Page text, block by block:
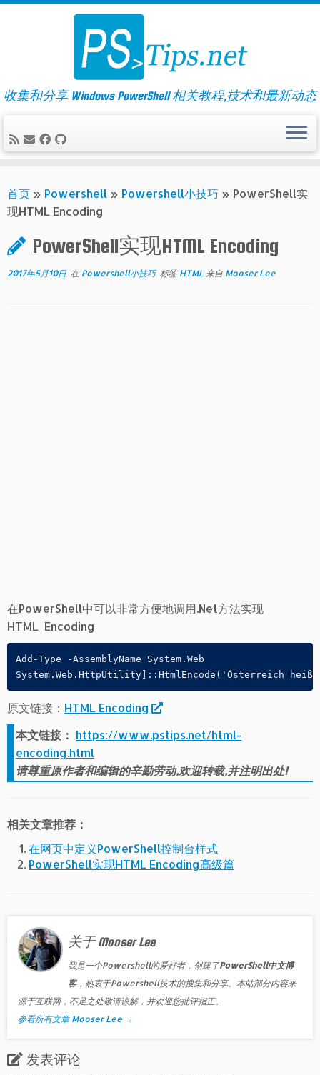
Skip
收集和分享 Windows PowerShell 相关教程,技术和最新动态
首页 » Powershell » Powershell小技巧 » PowerShell实
现HTML Encoding
PowerShell实现HTML Encoding
2017年5月10日 在 Powershell小技巧 标签HTML 来自 Mooser Lee
在PowerShell中可以非常方便地调用.Net方法实现
HTML Encoding
Add-Type -AssemblyName System.Web
System.Web.HttpUtility]::HtmlEncode('Österreich
原文链接： HTML Encoding
本文链接： https://www.pstips.net/html-
encoding.html
请尊重原作者和编辑的辛勤劳动,欢迎转载,并注明出处!
相关文章推荐：
在网页中定义PowerShell控制台样式
PowerShell实现HTML Encoding高级篇
关于 Mooser Lee
我是一个Powershell的爱好者，创建了PowerShell中文博
客，热衷于Powershell技术的搜集和分享。本站部分内容来
源于互联网，不足之处敬请谅解，并欢迎您批评指正。
参看所有文章 Mooser Lee →
发表评论